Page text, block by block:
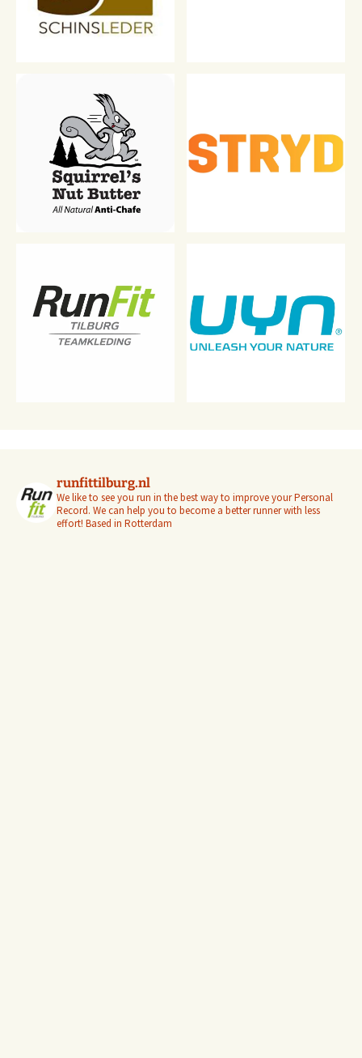
runfittilburg.nl
We like to see you run in the best way to improve your Personal
Record. We can help you to become a better runner with less
effort! Based in Rotterdam